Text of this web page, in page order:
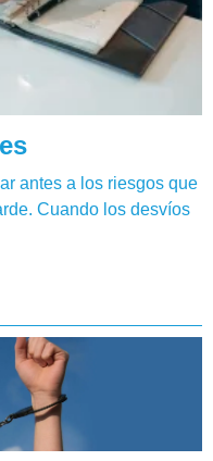
antes a los riesgos que
Cuando los desvíos